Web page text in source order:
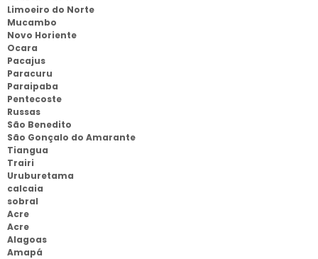
Limoeiro do Norte
Mucambo
Novo Horiente
Ocara
Pacajus
Paracuru
Paraipaba
Pentecoste
Russas
São Benedito
São Gonçalo do Amarante
Tiangua
Trairi
Uruburetama
calcaia
sobral
Acre
Acre
Alagoas
Amapá